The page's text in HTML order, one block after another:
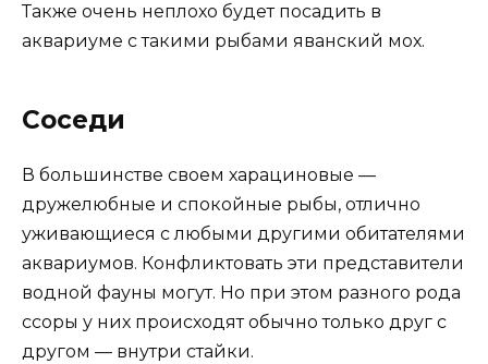
Также очень неплохо будет посадить в
аквариуме с такими рыбами яванский мох.
Соседи
В большинстве своем харациновые —
дружелюбные и спокойные рыбы, отлично
уживающиеся с любыми другими обитателями
аквариумов. Конфликтовать эти представители
водной фауны могут. Но при этом разного рода
ссоры у них происходят обычно только друг с
другом — внутри стайки.